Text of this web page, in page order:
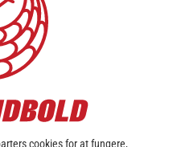
pos. Højre fløj)
Målvogter: 16.
Stephanie Christensen
ASSIST
cookies for at fungere,